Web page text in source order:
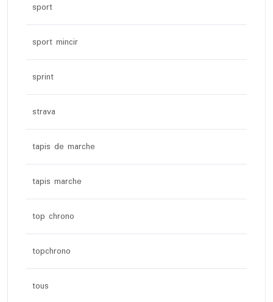
sport
sport mincir
sprint
strava
tapis de marche
tapis marche
top chrono
topchrono
tous